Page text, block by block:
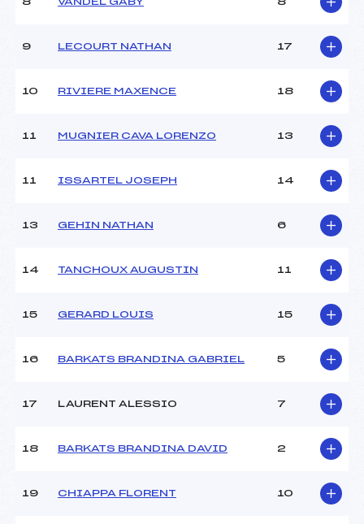
8 VANDEL GABY 8
9 LECOURT NATHAN 17
10 RIVIERE MAXENCE 18
11 MUGNIER CAVA LORENZO 13
11 ISSARTEL JOSEPH 14
13 GEHIN NATHAN 6
14 TANCHOUX AUGUSTIN 11
15 GERARD LOUIS 15
16 BARKATS BRANDINA GABRIEL 5
17 LAURENT ALESSIO 7
18 BARKATS BRANDINA DAVID 2
19 CHIAPPA FLORENT 10